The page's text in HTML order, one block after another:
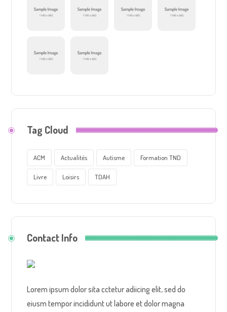
Tag Cloud
ACM Actualités Autisme Formation TND
Livre Loisirs TDAH
Contact Info
Lorem ipsum dolor sita cctetur adiicing elit, sed do
eiusm tempor incididunt ut labore et dolor magna